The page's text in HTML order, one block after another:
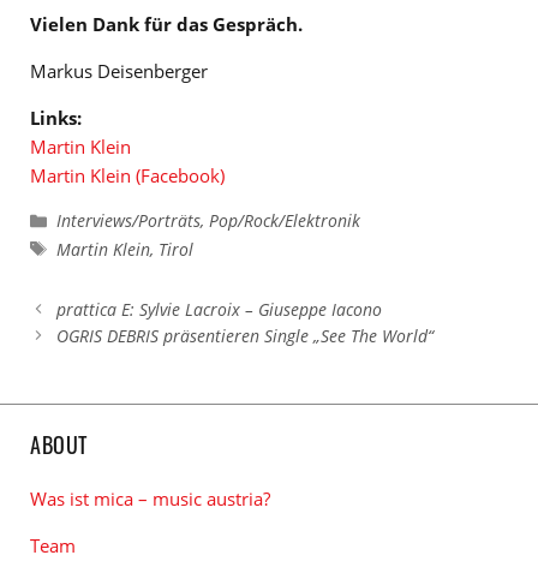
Vielen Dank für das Gespräch.
Markus Deisenberger
Links:
Martin Klein
Martin Klein (Facebook)
Kategorien
Interviews/Porträts,Pop/Rock/Elektronik
Schlagwörter
Martin Klein, Tirol
prattica E: Sylvie Lacroix – Giuseppe Iacono
OGRIS DEBRIS präsentieren Single „See The World“
ABOUT
Was ist mica – music austria?
Team